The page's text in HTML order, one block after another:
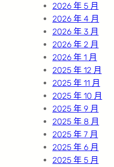
2026 年 5 月
2026 年 4 月
2026 年 3 月
2026 年 2 月
2026 年 1 月
2025 年 12 月
2025 年 11 月
2025 年 10 月
2025 年 9 月
2025 年 8 月
2025 年 7 月
2025 年 6 月
2025 年 5 月